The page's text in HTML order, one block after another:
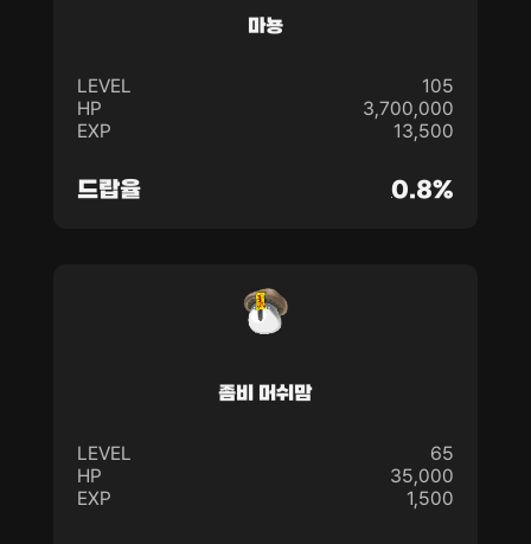
마뇽
LEVEL
105
HP
3,700,000
EXP
13,500
드랍율 0.8%
좀비 머쉬맘
LEVEL
65
HP
35,000
EXP
1,500